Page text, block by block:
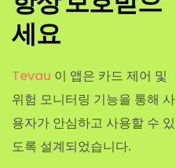
세요
Tevau 이 앱은 카드 제어 및
위험 모니터링 기능을 통해 사
용자가 안심하고 사용할 수 있
도록 설계되었습니다.